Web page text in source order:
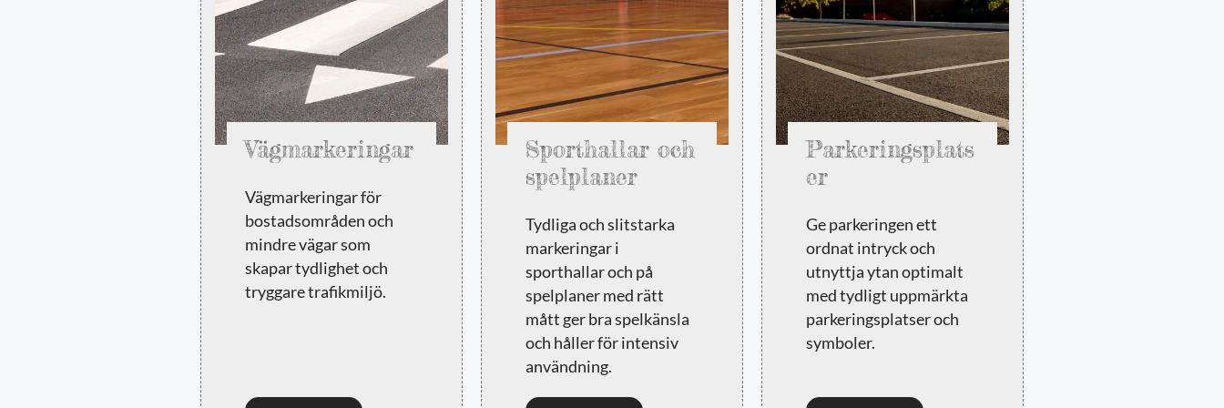
Vägmarkeringar
Vägmarkeringar för
bostadsområden och
mindre vägar som
skapar tydlighet och
tryggare trafikmiljö.
Sporthallar och
spelplaner
Tydliga och slitstarka
markeringar i
sporthallar och på
spelplaner med rätt
mått ger bra spelkänsla
och håller för intensiv
användning.
Parkeringsplats
er
Ge parkeringen ett
ordnat intryck och
utnyttja ytan optimalt
med tydligt uppmärkta
parkeringsplatser och
symboler.